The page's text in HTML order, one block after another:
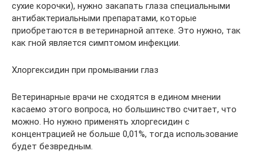
сухие корочки), нужно закапать глаза специальными
антибактериальными препаратами, которые
приобретаются в ветеринарной аптеке. Это нужно, так
как гной является симптомом инфекции.
Хлоргексидин при промывании глаз
Ветеринарные врачи не сходятся в едином мнении
касаемо этого вопроса, но большинство считает, что
можно. Но нужно применять хлоргесидин с
концентрацией не больше 0,01%, тогда использование
будет безвредным.